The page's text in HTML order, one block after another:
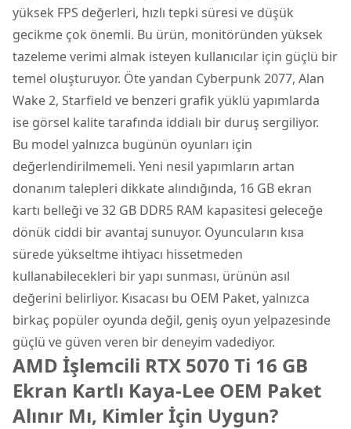
yüksek FPS değerleri, hızlı tepki süresi ve düşük
gecikme çok önemli. Bu ürün, monitöründen yüksek
tazeleme verimi almak isteyen kullanıcılar için güçlü bir
temel oluşturuyor. Öte yandan Cyberpunk 2077, Alan
Wake 2, Starfield ve benzeri grafik yüklü yapımlarda
ise görsel kalite tarafında iddialı bir duruş sergiliyor.
Bu model yalnızca bugünün oyunları için
değerlendirilmemeli. Yeni nesil yapımların artan
donanım talepleri dikkate alındığında, 16 GB ekran
kartı belleği ve 32 GB DDR5 RAM kapasitesi geleceğe
dönük ciddi bir avantaj sunuyor. Oyuncuların kısa
sürede yükseltme ihtiyacı hissetmeden
kullanabilecekleri bir yapı sunması, ürünün asıl
değerini belirliyor. Kısacası bu OEM Paket, yalnızca
birkaç popüler oyunda değil, geniş oyun yelpazesinde
güçlü ve güven veren bir deneyim vadediyor.
AMD İşlemcili RTX 5070 Ti 16 GB
Ekran Kartlı Kaya-Lee OEM Paket
Alınır Mı, Kimler İçin Uygun?